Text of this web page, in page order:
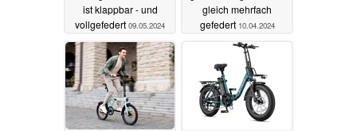
ist klappbar - und
vollgefedert 09.05.2024
gleich mehrfach
gefedert 10.04.2024